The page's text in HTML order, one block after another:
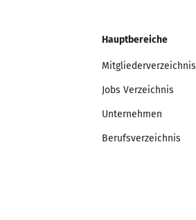
Hauptbereiche
Mitgliederverzeichnis
Jobs Verzeichnis
Unternehmen
Berufsverzeichnis